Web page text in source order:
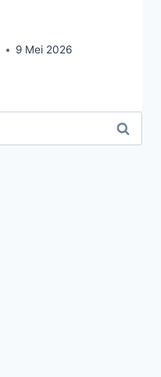
9 Mei 2026